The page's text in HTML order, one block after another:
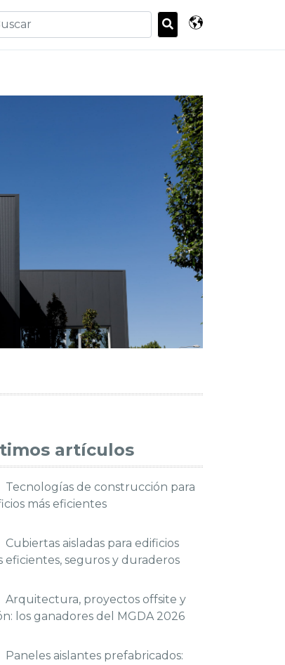
artículos
Tecnologías de construcción para
más eficientes
Cubiertas aisladas para edificios
eficientes, seguros y duraderos
Arquitectura, proyectos offsite y
los ganadores del MGDA 2026
Paneles aislantes prefabricados: